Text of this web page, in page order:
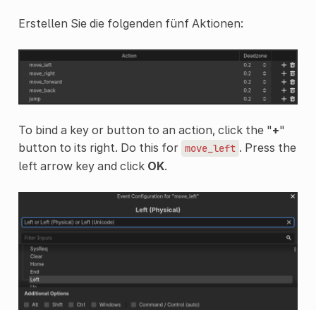
Erstellen Sie die folgenden fünf Aktionen:
To bind a key or button to an action, click the "+"
button to its right. Do this for move_left . Press the
left arrow key and click OK.